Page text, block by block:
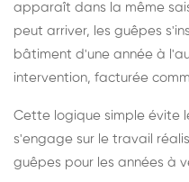
apparaît dans la même
peut arriver, les guêpes
bâtiment d'une année à
intervention, facturée
Cette logique simple évite
s'engage sur le travail
guêpes pour les années à